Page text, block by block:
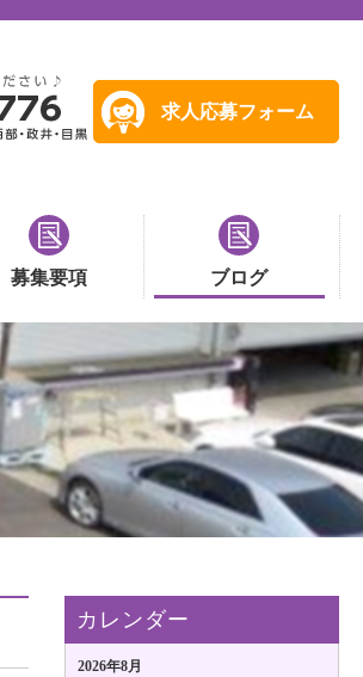
求人応募フォーム
募集要項 ブログ
カレンダー
2026年8月